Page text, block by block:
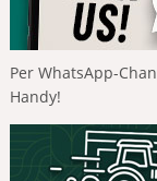
Per WhatsApp-
Handy!